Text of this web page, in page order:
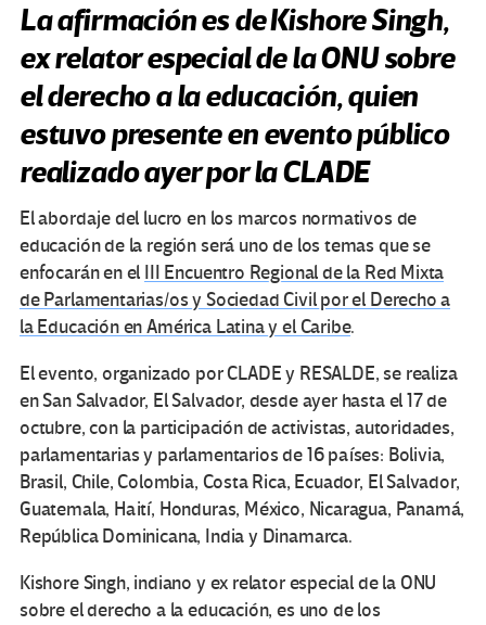
La afirmación es de Kishore Singh,
ex relator especial de la ONU sobre
el derecho a la educación, quien
estuvo presente en evento público
realizado ayer por la CLADE
El abordaje del lucro en los marcos normativos de
educación de la región será uno de los temas que se
enfocarán en el III Encuentro Regional de la Red Mixta
de Parlamentarias/os y Sociedad Civil por el Derecho a
la Educación en América Latina y el Caribe.
El evento, organizado por CLADE y RESALDE, se realiza
en San Salvador, El Salvador, desde ayer hasta el 17 de
octubre, con la participación de activistas, autoridades,
parlamentarias y parlamentarios de 16 países: Bolivia,
Brasil, Chile, Colombia, Costa Rica, Ecuador, El Salvador,
Guatemala, Haití, Honduras, México, Nicaragua, Panamá,
República Dominicana, India y Dinamarca.
Kishore Singh, indiano y ex relator especial de la ONU
sobre el derecho a la educación, es uno de los